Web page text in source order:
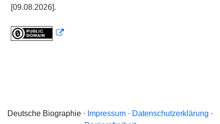
[09.08.2026].
Deutsche Biographie · Impressum· Datenschutzerklärung ·